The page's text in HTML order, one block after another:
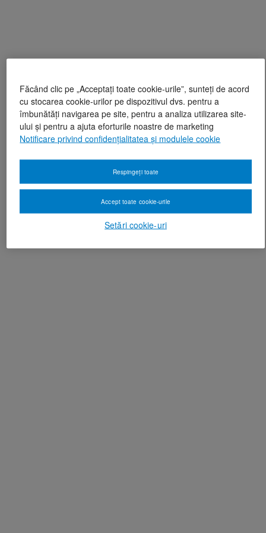
Făcând clic pe „Acceptați toate cookie-urile”, sunteți de acord
cu stocarea cookie-urilor pe dispozitivul dvs. pentru a
îmbunătăți navigarea pe site, pentru a analiza utilizarea site-
ului și pentru a ajuta eforturile noastre de marketing
Notificare privind confidențialitatea și modulele cookie
Setări cookie-uri
Respingeți toate
Accept toate cookie-urile